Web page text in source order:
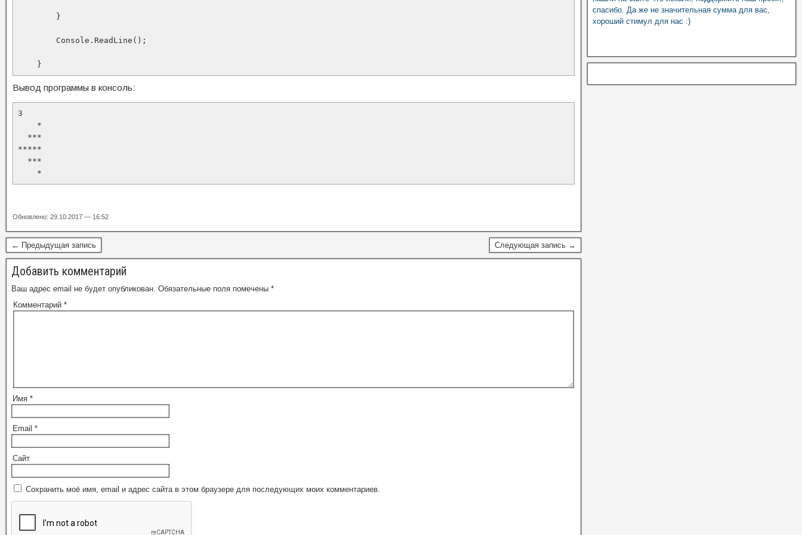
        }
        Console.ReadLine();
    }
Вывод программы в консоль:
3
    *
  ***
*****
  ***
    *
Обновлено: 29.10.2017 — 16:52
← Предыдущая запись Следующая запись →
Добавить комментарий
Ваш адрес email не будет опубликован. Обязательные поля помечены *
Комментарий *
Имя *
Email *
Сайт
Сохранить моё имя, email и адрес сайта в этом браузере для последующих моих комментариев.
спасибо. Да же не значительная сумма для вас,
хороший стимул для нас :)